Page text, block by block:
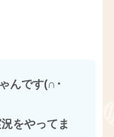
んです(∩･
をやってま